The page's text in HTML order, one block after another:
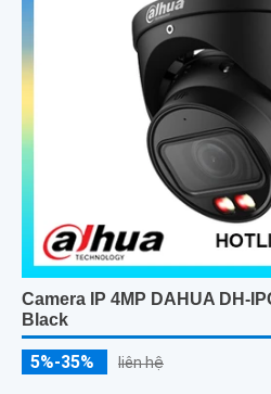
Camera IP 4MP DAHUA DH-
Black
5%-35% liên hệ